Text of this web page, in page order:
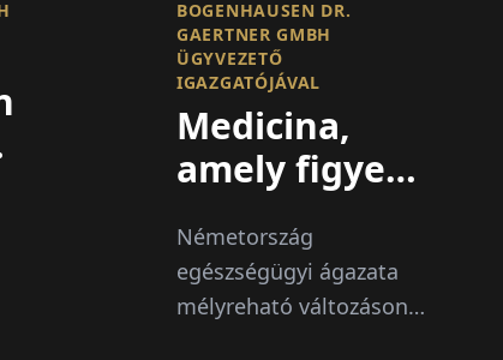
BOGENHAUSEN DR.
GAERTNER GMBH
ÜGYVEZETŐ
IGAZGATÓJÁVAL
Medicina,
amely figyel
Németország
egészségügyi ágazata
mélyreható változáson